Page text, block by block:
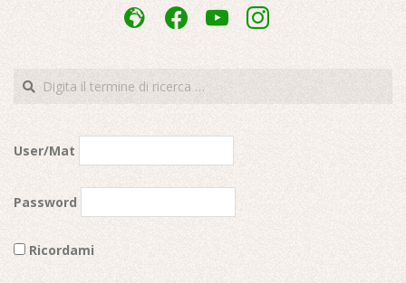
admin-
facebookyoutubeinstagram
Cerca
User/Mat
Password
Ricordami